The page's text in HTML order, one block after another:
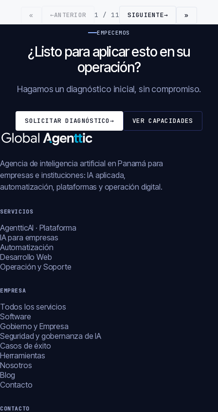
« ←ANTERIOR 1 / 11 SIGUIENTE→ »
EMPECEMOS
¿Listo para aplicar esto en su
operación?
Hagamos un diagnóstico inicial, sin compromiso.
SOLICITAR DIAGNÓSTICO→ VER CAPACIDADES
Agencia de inteligencia artificial en Panamá para
empresas e instituciones: IA aplicada,
automatización, plataformas y operación digital.
SERVICIOS
AgentticAI · Plataforma
IA para empresas
Automatización
Desarrollo Web
Operación y Soporte
EMPRESA
Todos los servicios
Software
Gobierno y Empresa
Seguridad y gobernanza de IA
Casos de éxito
Herramientas
Nosotros
Blog
Contacto
CONTACTO